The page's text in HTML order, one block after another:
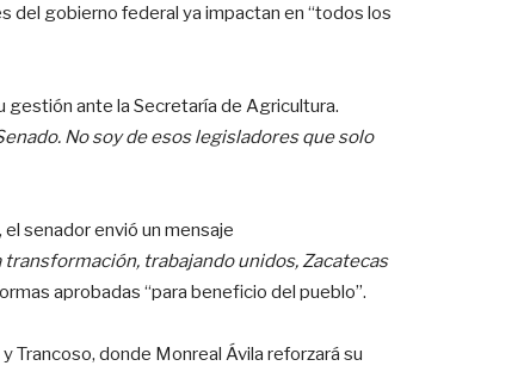
del gobierno federal ya impactan en “todos los
gestión ante la Secretaría de Agricultura.
No soy de esos legisladores que solo
senador envió un mensaje
transformación, trabajando unidos, Zacatecas
aprobadas “para beneficio del pueblo”.
Trancoso, donde Monreal Ávila reforzará su